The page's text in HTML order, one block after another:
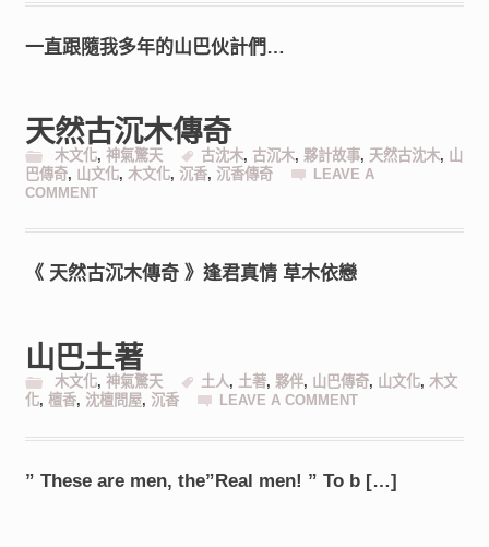
一直跟隨我多年的山巴伙計們…
天然古沉木傳奇
木文化, 神氣驚天 古沈木, 古沉木, 夥計故事, 天然古沈木, 山
巴傳奇, 山文化, 木文化, 沉香, 沉香傳奇
LEAVE A
COMMENT
《 天然古沉木傳奇 》逢君真情 草木依戀
山巴土著
木文化, 神氣驚天 土人, 土著, 夥伴, 山巴傳奇, 山文化, 木文
化, 檀香, 沈檀問屋, 沉香 LEAVE A COMMENT
” These are men, the”Real men! ” To b […]